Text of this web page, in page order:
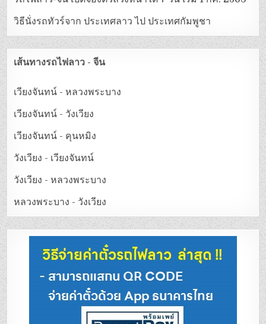
วิธีนั่งรถทัวร์จาก ประเทศลาว ไป ประเทศกัมพูชา
เส้นทางรถไฟลาว - จีน
เวียงจันทน์ - หลวงพระบาง
เวียงจันทน์ - วังเวียง
เวียงจันทน์ - คุนหมิง
วังเวียง - เวียงจันทน์
วังเวียง - หลวงพระบาง
หลวงพระบาง - วังเวียง